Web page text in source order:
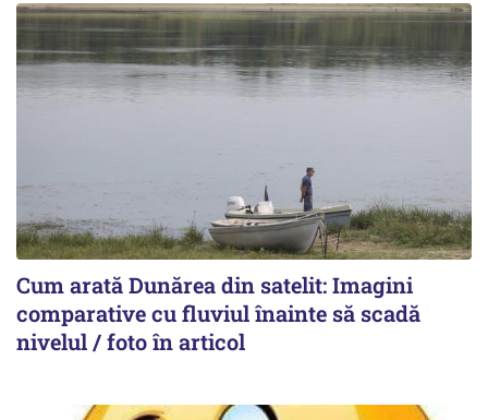
Cum arată Dunărea din satelit: Imagini
comparative cu fluviul înainte să scadă
nivelul / foto în articol